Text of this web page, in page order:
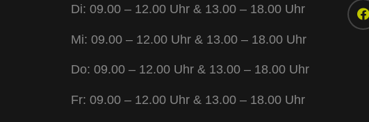
Di: 09.00 – 12.00 Uhr & 13.00 – 18.00 Uhr
Mi: 09.00 – 12.00 Uhr & 13.00 – 18.00 Uhr
Do: 09.00 – 12.00 Uhr & 13.00 – 18.00 Uhr
Fr: 09.00 – 12.00 Uhr & 13.00 – 18.00 Uhr